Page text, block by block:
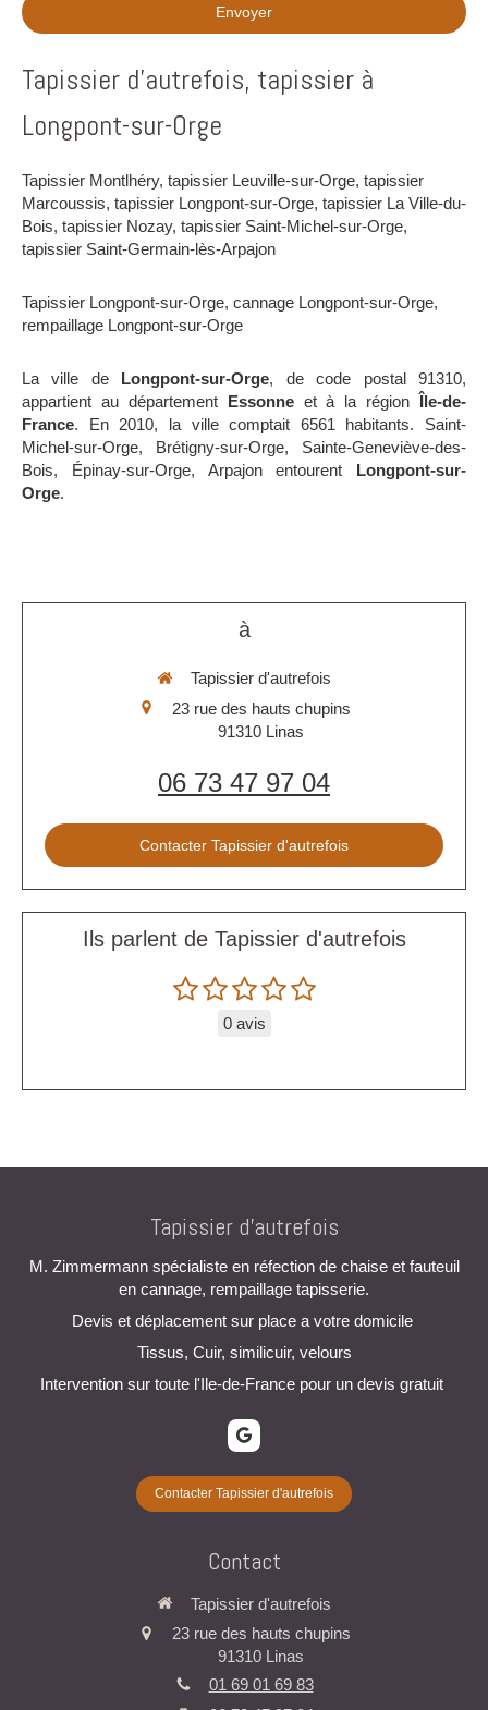
Envoyer
Tapissier d'autrefois, tapissier à
Longpont-sur-Orge
Tapissier Montlhéry, tapissier Leuville-sur-Orge, tapissier
Marcoussis, tapissier Longpont-sur-Orge, tapissier La Ville-du-
Bois, tapissier Nozay, tapissier Saint-Michel-sur-Orge,
tapissier Saint-Germain-lès-Arpajon
Tapissier Longpont-sur-Orge, cannage Longpont-sur-Orge,
rempaillage Longpont-sur-Orge
La ville de Longpont-sur-Orge, de code postal 91310,
appartient au département Essonneet à la région Île-de-
France. En 2010, la ville comptait 6561 habitants. Saint-
Michel-sur-Orge, Brétigny-sur-Orge, Sainte-Geneviève-des-
Bois, Épinay-sur-Orge, Arpajon entourent Longpont-sur-
Orge.
à
Tapissier d'autrefois
23 rue des hauts chupins
91310 Linas
06 73 47 97 04
Contacter Tapissier d'autrefois
Ils parlent de Tapissier d'autrefois
0 avis
Tapissier d'autrefois
M. Zimmermann spécialiste en réfection de chaise et fauteuil
en cannage, rempaillage tapisserie.
Devis et déplacement sur place a votre domicile
Tissus, Cuir, similicuir, velours
Intervention sur toute l'Ile-de-France pour un devis gratuit
Contacter Tapissier d'autrefois
Contact
Tapissier d'autrefois
23 rue des hauts chupins
91310 Linas
01 69 01 69 83